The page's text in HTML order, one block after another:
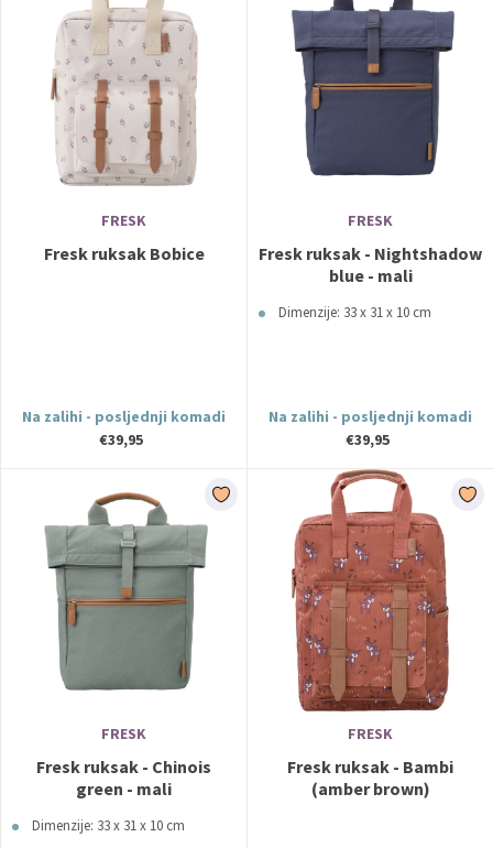
FRESK
Fresk ruksak Bobice
Na zalihi - posljednji komadi
€39,95
FRESK
Fresk ruksak - Nightshadow
blue - mali
Dimenzije: 33 x 31 x 10 cm
Na zalihi - posljednji komadi
€39,95
FRESK
Fresk ruksak - Chinois
green - mali
Dimenzije: 33 x 31 x 10 cm
FRESK
Fresk ruksak - Bambi
(amber brown)